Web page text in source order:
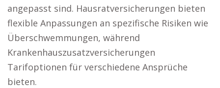
angepasst sind. Hausratversicherungen bieten
flexible Anpassungen an spezifische Risiken wie
Überschwemmungen, während
Krankenhauszusatzversicherungen
Tarifoptionen für verschiedene Ansprüche
bieten.